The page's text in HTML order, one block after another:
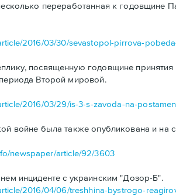
переработанная к
2016/03/30/sevastopol-pirrova-
посвященную годовщине принятия
Второй мировой.
2016/03/29/is-3-s-zavoda-na-
войне была также опубликована и на
newspaper/article/92/3603
инциденте с украинским "Дозор-Б".
2016/04/06/treshhina-bystrogo-